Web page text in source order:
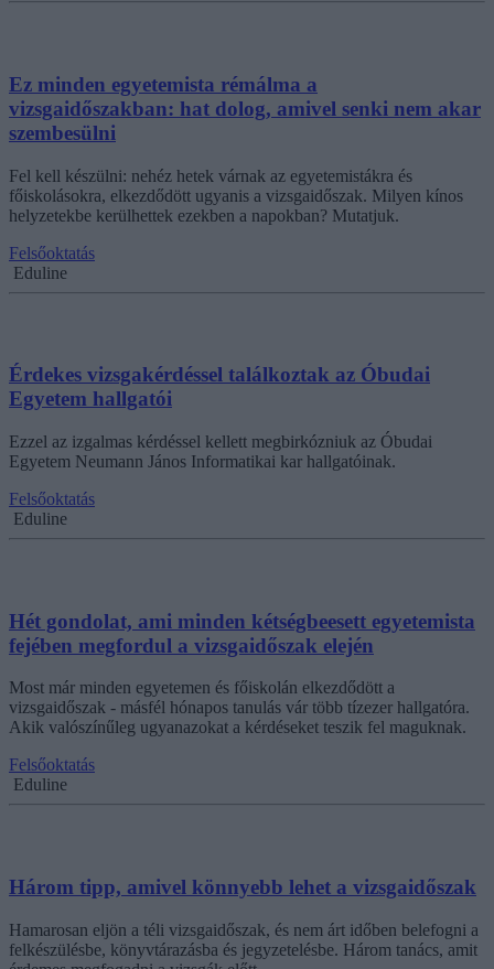
Ez minden egyetemista rémálma a
vizsgaidőszakban: hat dolog, amivel senki nem akar
szembesülni
Fel kell készülni: nehéz hetek várnak az egyetemistákra és
főiskolásokra, elkezdődött ugyanis a vizsgaidőszak. Milyen kínos
helyzetekbe kerülhettek ezekben a napokban? Mutatjuk.
Felsőoktatás
Eduline
Érdekes vizsgakérdéssel találkoztak az Óbudai
Egyetem hallgatói
Ezzel az izgalmas kérdéssel kellett megbirkózniuk az Óbudai
Egyetem Neumann János Informatikai kar hallgatóinak.
Felsőoktatás
Eduline
Hét gondolat, ami minden kétségbeesett egyetemista
fejében megfordul a vizsgaidőszak elején
Most már minden egyetemen és főiskolán elkezdődött a
vizsgaidőszak - másfél hónapos tanulás vár több tízezer hallgatóra.
Akik valószínűleg ugyanazokat a kérdéseket teszik fel maguknak.
Felsőoktatás
Eduline
Három tipp, amivel könnyebb lehet a vizsgaidőszak
Hamarosan eljön a téli vizsgaidőszak, és nem árt időben belefogni a
felkészülésbe, könyvtárazásba és jegyzetelésbe. Három tanács, amit